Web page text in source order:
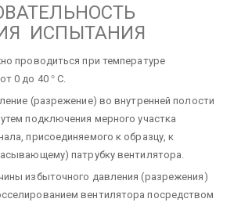
ИСПЫТАНИЯ
проводиться при температуре
0 до 40 °С.
(разрежение) во внутренней полости
подключения мерного участка
присоединяемого к образцу, к
патрубку вентилятора.
избыточного давления (разрежения)
вентилятора посредством